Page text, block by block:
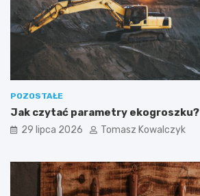
POZOSTAŁE
Jak czytać parametry ekogroszku?
29 lipca 2026 Tomasz Kowalczyk